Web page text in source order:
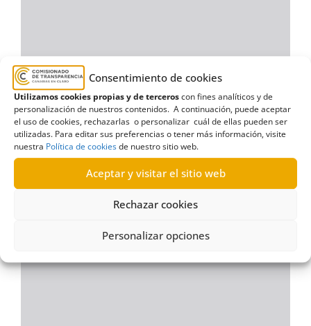
Consentimiento de cookies
Utilizamos cookies propias y de terceroscon fines analíticos y de
personalización de nuestros contenidos. A continuación, puede aceptar
el uso de cookies, rechazarlas o personalizar cuál de ellas pueden ser
utilizadas. Para editar sus preferencias o tener más información, visite
nuestra Política de cookiesde nuestro sitio web.
Aceptar y visitar el sitio web
Rechazar cookies
Personalizar opciones